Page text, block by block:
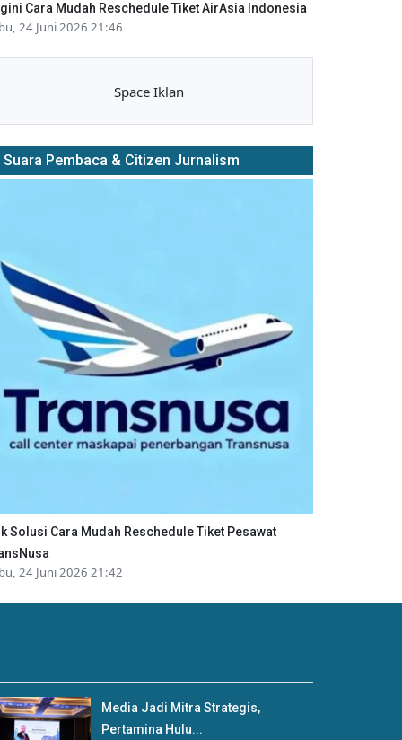
Cara Mudah Reschedule Tiket AirAsia Indonesia
24 Juni 2026 21:46
Space Iklan
Suara Pembaca & Citizen Jurnalism
Solusi Cara Mudah Reschedule Tiket Pesawat
24 Juni 2026 21:42
Media Jadi Mitra Strategis,
Pertamina Hulu...